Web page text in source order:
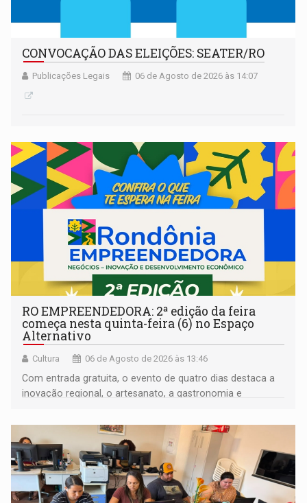
CONVOCAÇÃO DAS ELEIÇÕES: SEATER/RO
Publicações Legais 06 de Agosto de 2026 às 14:07
RO EMPREENDEDORA: 2ª edição da feira
começa nesta quinta-feira (6) no Espaço
Alternativo
Cultura 06 de Agosto de 2026 às 13:46
Com entrada gratuita, o evento de quatro dias destaca a
inovação regional, o artesanato, a gastronomia e